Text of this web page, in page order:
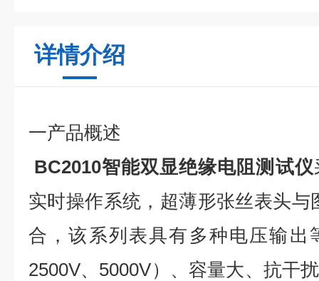
详情介绍
一产品概述
BC2010智能双显绝缘电阻测试仪
实时操作系统，超薄形张丝表头
合，该系列表具有多种电压输出
2500V、5000V）、容量大、抗干